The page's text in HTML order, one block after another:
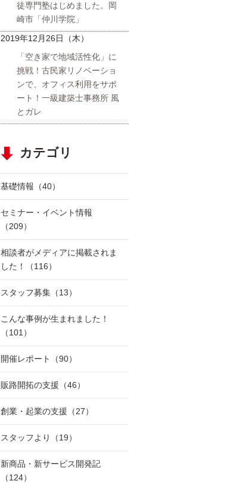
徒専門塾はじめました。岡
崎市「仲川学院」
2019年12月26日（木）
「空き家で地域活性化」に
挑戦！古民家リノベーショ
ンで、オフィス利用をサポ
ート！一級建築士事務所 風
とガレ
カテゴリ
基礎情報 （40）
セミナー・イベント情報
（209）
相談者がメディアに掲載されま
した！
（116）
スタッフ募集 （13）
こんな事例が生まれました！
（101）
開催レポート （90）
販路開拓の支援 （46）
創業・起業の支援 （27）
スタッフより （19）
新商品・新サービス開発記
（124）